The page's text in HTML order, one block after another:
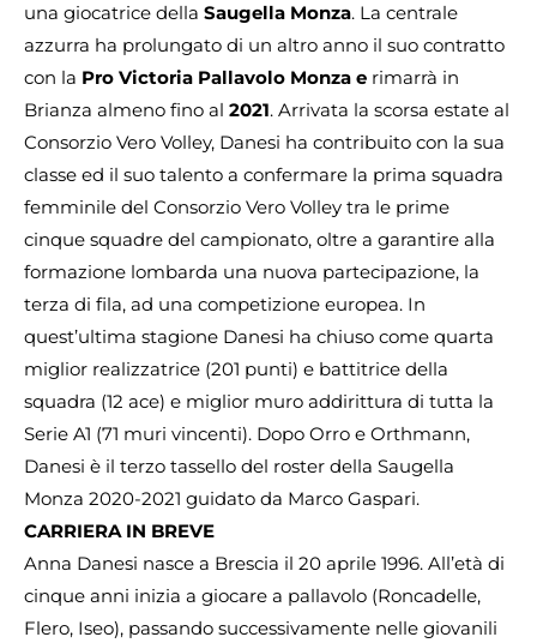
una giocatrice della Saugella Monza. La centrale
azzurra ha prolungato di un altro anno il suo contratto
con la Pro Victoria Pallavolo Monza e rimarrà in
Brianza almeno fino al 2021. Arrivata la scorsa estate al
Consorzio Vero Volley, Danesi ha contribuito con la sua
classe ed il suo talento a confermare la prima squadra
femminile del Consorzio Vero Volley tra le prime
cinque squadre del campionato, oltre a garantire alla
formazione lombarda una nuova partecipazione, la
terza di fila, ad una competizione europea. In
quest’ultima stagione Danesi ha chiuso come quarta
miglior realizzatrice (201 punti) e battitrice della
squadra (12 ace) e miglior muro addirittura di tutta la
Serie A1 (71 muri vincenti). Dopo Orro e Orthmann,
Danesi è il terzo tassello del roster della Saugella
Monza 2020-2021 guidato da Marco Gaspari.
CARRIERA IN BREVE
Anna Danesi nasce a Brescia il 20 aprile 1996. All’età di
cinque anni inizia a giocare a pallavolo (Roncadelle,
Flero, Iseo), passando successivamente nelle giovanili